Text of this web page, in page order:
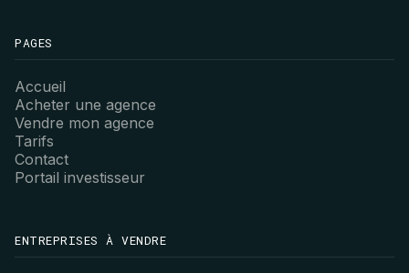
PAGES
Accueil
Acheter une agence
Vendre mon agence
Tarifs
Contact
Portail investisseur
ENTREPRISES À VENDRE